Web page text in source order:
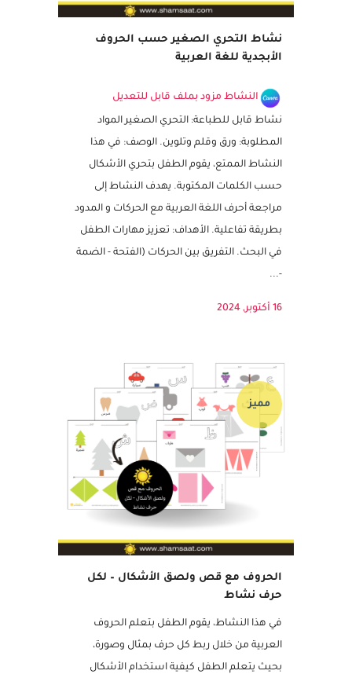
نشاط التحري الصغير حسب الحروف
الأبجدية للغة العربية
النشاط مزود بملف قابل للتعديل
نشاط قابل للطباعة: التحري الصغير المواد
المطلوبة: ورق وقلم وتلوين. الوصف: في هذا
النشاط الممتع، يقوم الطفل بتحري الأشكال
حسب الكلمات المكتوبة. يهدف النشاط إلى
مراجعة أحرف اللغة العربية مع الحركات و المدود
بطريقة تفاعلية. الأهداف: تعزيز مهارات الطفل
في البحث. التفريق بين الحركات (الفتحة - الضمة
الحروف مع قص ولصق الأشكال – لكل
حرف نشاط
مميز
في هذا النشاط، يقوم الطفل بتعلم الحروف